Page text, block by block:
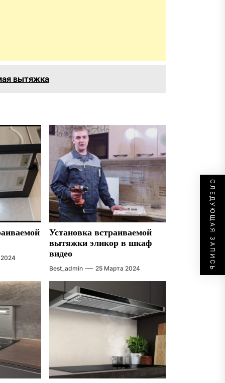
вытяжка
СЛЕДУЮЩАЯ ЗАПИСЬ
Установка встраиваемой
вытяжки эликор в шкаф
видео
Best_admin 25 Марта 2024